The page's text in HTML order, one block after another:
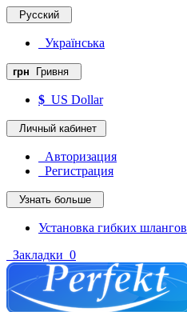
Русский
Українська
грн Гривня
$ US Dollar
Личный кабинет
Авторизация
Регистрация
Узнать больше
Установка гибких шлангов
Закладки 0